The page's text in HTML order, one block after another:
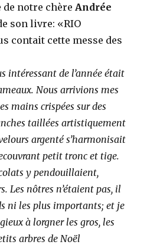
de notre chère Andrée
son livre: «RIO
contait cette messe des
intéressant de l’année était
Nous arrivions mes
mains crispées sur des
taillées artistiquement
argenté s’harmonisait
petit tronc et tige.
y pendouillaient,
Les nôtres n’étaient pas, il
ni les plus importants; et je
à lorgner les gros, les
arbres de Noël